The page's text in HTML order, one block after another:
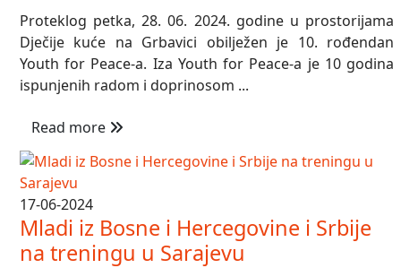
Proteklog petka, 28. 06. 2024. godine u prostorijama
Dječije kuće na Grbavici obilježen je 10. rođendan
Youth for Peace-a. Iza Youth for Peace-a je 10 godina
ispunjenih radom i doprinosom ...
Read more
17-06-2024
Mladi iz Bosne i Hercegovine i Srbije
na treningu u Sarajevu